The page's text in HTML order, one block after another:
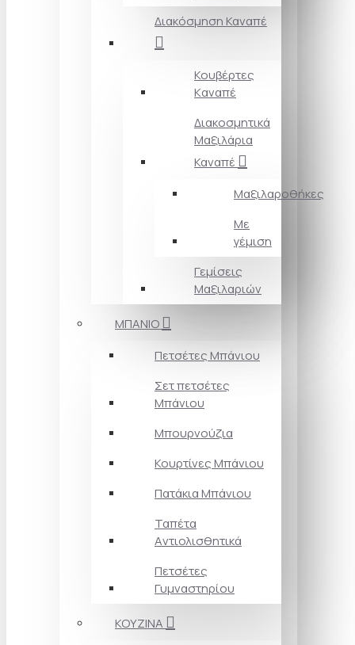
Διακόσμηση Καναπέ
Κουβέρτες
Kαναπέ
Διακοσμητικά
Mαξιλάρια
Καναπέ
Μαξιλαροθήκες
Με
γέμιση
Γεμίσεις
Μαξιλαριών
ΜΠΑΝΙΟ
Πετσέτες Mπάνιου
Σετ πετσέτες
Mπάνιου
Μπουρνούζια
Κουρτίνες Mπάνιου
Πατάκια Mπάνιου
Ταπέτα
Aντιολισθητικά
Πετσέτες
Γυμναστηρίου
ΚΟΥΖΙΝΑ